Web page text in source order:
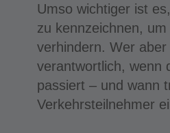
Umso wichtiger ist
zu kennzeichnen,
verhindern. Wer aber
verantwortlich, wenn
passiert – und wann
Verkehrsteilnehmer